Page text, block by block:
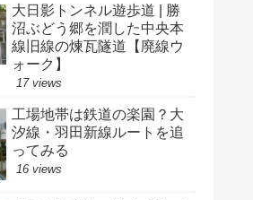
大日影トンネル遊歩道 | 勝
沼ぶどう郷を潤した中央本
線旧線の煉瓦隧道【廃線ウ
ォーク】
17 views
工場地帯は鉄道の楽園？大
汐線・羽田新線ルートを追
ってみる
16 views